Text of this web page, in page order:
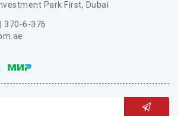
Park First, Dubai
370-6-376